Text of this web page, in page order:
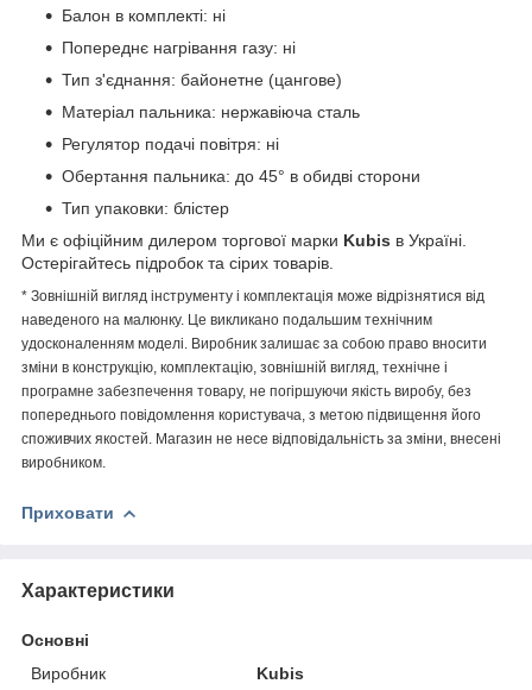
Балон в комплекті: ні
Попереднє нагрівання газу: ні
Тип з'єднання: байонетне (цангове)
Матеріал пальника: нержавіюча сталь
Регулятор подачі повітря: ні
Обертання пальника: до 45° в обидві сторони
Тип упаковки: блістер
Ми є офіційним дилером торгової марки Kubis в Україні.
Остерігайтесь підробок та сірих товарів.
* Зовнішній вигляд інструменту і комплектація може відрізнятися від
наведеного на малюнку. Це викликано подальшим технічним
удосконаленням моделі. Виробник залишає за собою право вносити
зміни в конструкцію, комплектацію, зовнішній вигляд, технічне і
програмне забезпечення товару, не погіршуючи якість виробу, без
попереднього повідомлення користувача, з метою підвищення його
споживчих якостей. Магазин не несе відповідальність за зміни, внесені
виробником.
Приховати
Характеристики
Основні
Виробник
Kubis